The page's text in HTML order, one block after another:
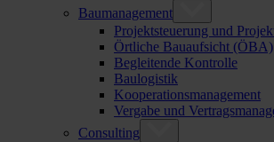
Baumanagement
Projektsteuerung und
Örtliche Bauaufsicht (ÖBA)
Begleitende Kontrolle
Baulogistik
Kooperationsmanagement
Vergabe und
Consulting